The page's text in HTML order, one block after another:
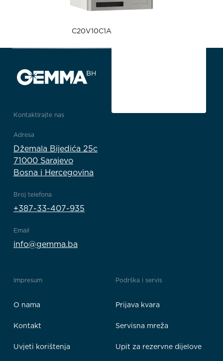
C20V10C1A
Kontaktirajte nas
Adresa
Džemala Bijedića 25c
71000 Sarajevo
Bosna i Hercegovina
Broj telefona
+387-33-407-935
Email
info@gemma.ba
Impresum
O nama
Kontakt
Uvjeti korištenja
Podrška i servis
Prijava kvara
Servisna mreža
Upit za rezervne dijelove